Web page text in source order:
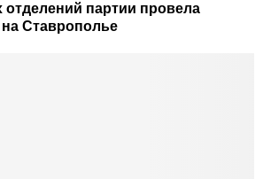
партии провела
Ставрополье